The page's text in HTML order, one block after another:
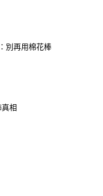
別再用棉花棒
相